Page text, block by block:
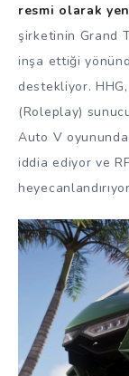
resmi olarak
şirketinin Grand
inşa ettiği
destekliyor.
(Roleplay)
Auto V oyununda
iddia ediyor ve